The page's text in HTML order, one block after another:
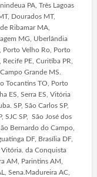
PA, Três Lagoas
Dourados MT,
Ribamar MA,
MG, Uberlândia
Porto Velho Ro, Porto
PE, Curitiba PR,
Grande MS.
Tocantins TO, Porto
ES, Serra ES, Vitória
SP, São Carlos SP,
SJC SP, São José dos
Bernardo do Campo,
DF, Brasília DF,
Vitória. da Conquista
AM, Parintins AM,
Sena.Madureira AC,